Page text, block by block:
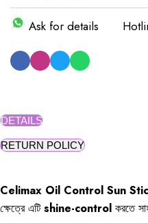
Ask for details
DETAILS
RETURN POLICY
Celimax Oil Control Sun
ক্ষেত্রে এটিshine-control করতে